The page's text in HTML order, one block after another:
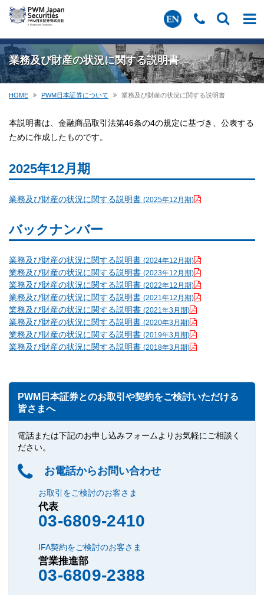
業務及び財産の状況に関する説明書
HOME PWM日本証券について 業務及び財産の状況に関する説明書
本説明書は、金融商品取引法第46条の4の規定に基づき、公表する
ために作成したものです。
2025年12月期
業務及び財産の状況に関する説明書 (2025年12月期)
バックナンバー
業務及び財産の状況に関する説明書 (2024年12月期)
業務及び財産の状況に関する説明書 (2023年12月期)
業務及び財産の状況に関する説明書 (2022年12月期)
業務及び財産の状況に関する説明書 (2021年12月期)
業務及び財産の状況に関する説明書 (2021年3月期)
業務及び財産の状況に関する説明書 (2020年3月期)
業務及び財産の状況に関する説明書 (2019年3月期)
業務及び財産の状況に関する説明書 (2018年3月期)
PWM日本証券とのお取引や契約をご検討いただける
皆さまへ
電話または下記のお申し込みフォームよりお気軽にご相談く
ださい。
お電話からお問い合わせ
お取引をご検討のお客さま
代表
03-6809-2410
IFA契約をご検討のお客さま
営業推進部
03-6809-2388